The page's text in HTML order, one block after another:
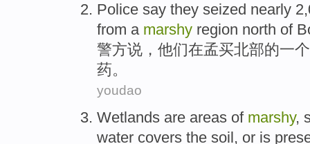
Police say they seized nearly
from a marshy region north of
警方说 ， 他们在孟买北部的一个
药。
youdao
Wetlands are areas of marshy,
water covers the soil, or is